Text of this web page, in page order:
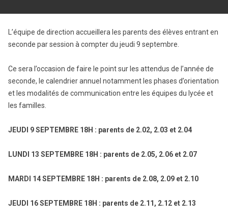
L’équipe de direction accueillera les parents des élèves entrant en
seconde par session à compter du jeudi 9 septembre.
Ce sera l’occasion de faire le point sur les attendus de l’année de
seconde, le calendrier annuel notamment les phases d’orientation
et les modalités de communication entre les équipes du lycée et
les familles.
JEUDI 9 SEPTEMBRE 18H : parents de 2.02, 2.03 et 2.04
LUNDI 13 SEPTEMBRE 18H : parents de 2.05, 2.06 et 2.07
MARDI 14 SEPTEMBRE 18H : parents de 2.08, 2.09 et 2.10
JEUDI 16 SEPTEMBRE 18H : parents de 2.11, 2.12 et 2.13